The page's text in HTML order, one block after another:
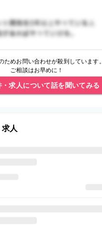
ためお問い合わせが殺到しています。
ご相談はお早めに！
・求人について話を聞いてみる
人